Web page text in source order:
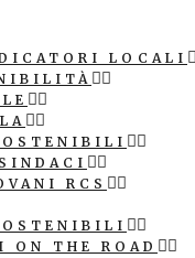
LOCALI
RCS
THE ROAD